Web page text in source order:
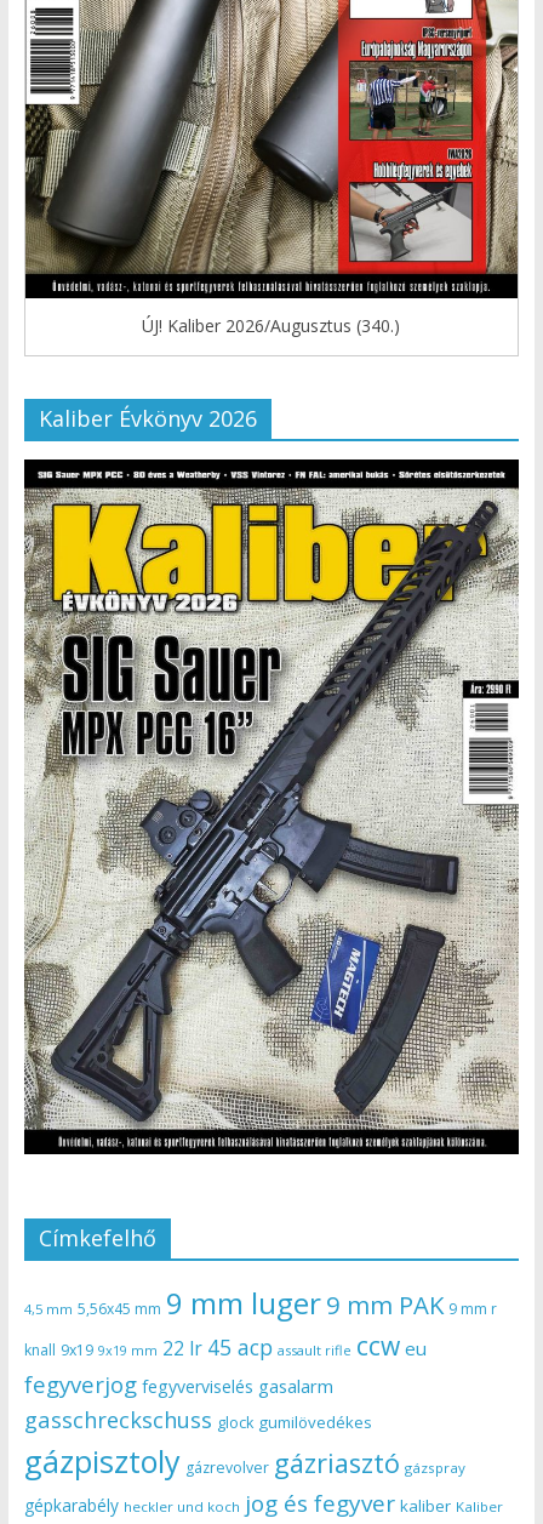
ÚJ! Kaliber 2026/Augusztus (340.)
Kaliber Évkönyv 2026
Címkefelhő
4,5 mm 5,56x45 mm 9 mm luger9 mm PAK 9 mm r
knall 9x19 9x19 mm 22 lr 45 acp assault rifle ccw eu
fegyverjog fegyverviselés gasalarm
gasschreckschuss glock gumilövedékes
gázpisztoly gázrevolver gázriasztó gázspray
gépkarabély heckler und koch jog és fegyver kaliber Kaliber